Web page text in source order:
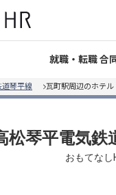
就職・転職 合
道琴平線 瓦町駅周辺のホテ
松琴平電気鉄
おもてな